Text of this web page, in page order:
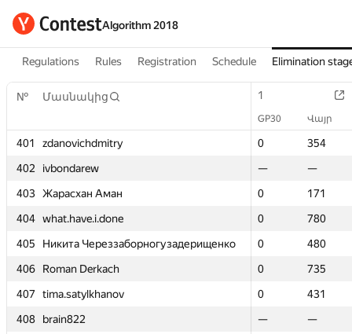
Algorithm 2018
Regulations Rules Registration Schedule Elimination
№ Մասնակից 1
GP30 Վայր
401 zdanovichdmitry 0
354
402
ivbondarew —
—
403 Жарасхан Аман 0
171
404 what.have.i.done 0
780
405
Никита Череззаборногузадерищенко 0
480
406
Roman Derkach 0
735
407
tima.satylkhanov 0
431
408
brain822 —
—
№ Մասնակից 1
GP30 Վայր
401 zdanovichdmitry 0
354
402
ivbondarew —
—
403 Жарасхан Аман 0
171
404 what.have.i.done 0
780
405
Никита Череззаборногузадерищенко 0
480
406
Roman Derkach 0
735
407
tima.satylkhanov 0
431
408
brain822 —
—